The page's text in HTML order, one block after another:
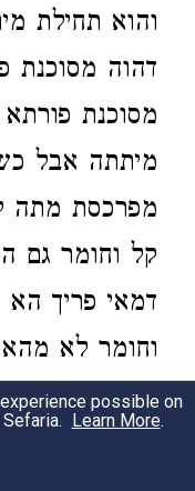
והוא תחילת
דהוה מסוכנת
מסוכנת
מיתתה אבל
מפרכסת מתה
קל וחומר גם
דמאי פריך
וחומר לא
כו' קאמרי
כמו שפירש
possible on
Learn More.